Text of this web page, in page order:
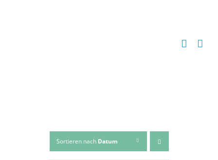
Sortieren nach Datum